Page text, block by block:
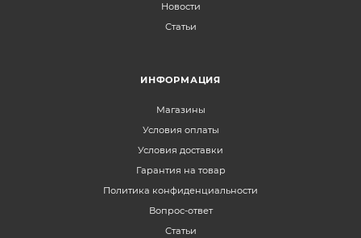
Новости
Статьи
ИНФОРМАЦИЯ
Магазины
Условия оплаты
Условия доставки
Гарантия на товар
Политика конфиденциальности
Вопрос-ответ
Статьи